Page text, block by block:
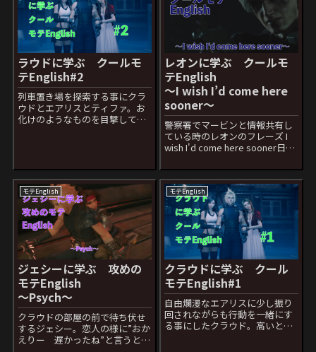
ラウドに学ぶ クールモ
テEnglish#2
列車置き場を探索する事にクラ
ウドとエアリスとティファ。お
化けのようなものを目撃してい
レオンに学ぶ クールモ
テEnglish
〜I wish I’d come here
sooner〜
警察署でマービンと情報共有し
ている時のレオンのフレーズ I
wish I'd come here sooner日本
意味は日本語のセリフと同じ
「もっと早く来る事ができてい
れば」でいいと思います。今回
はこの中の...
モテEnglish
ジェシーに学ぶ 攻めの
モテEnglish
〜Psych〜
クラウドの部屋の前で待ち伏せ
するジェシー。恋人の様に”おか
えりー 遅かったね”と言うとク
モテEnglish
クラウドに学ぶ クール
モテEnglish#1
自由爛漫なエアリスに少し振り
回されながらも行動を一緒にす
る事にしたクラウド。高いとこ